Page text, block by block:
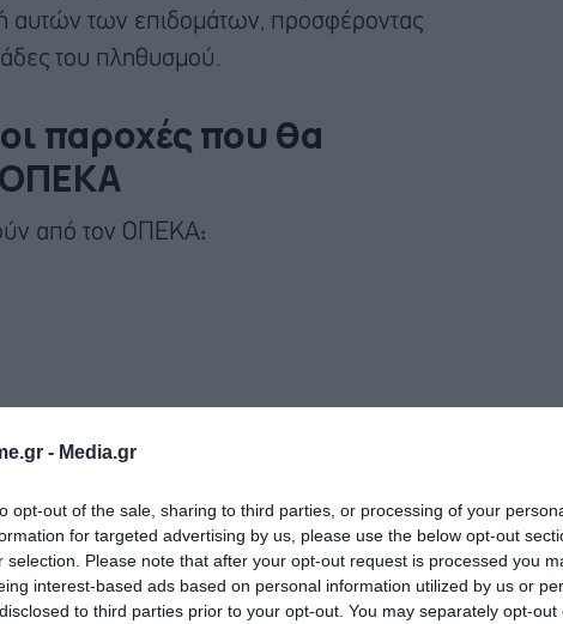
- Media.gr
opt-out of the sale, sharing to third parties, or processing of your
for targeted advertising by us, please use the below opt-out
selection. Please note that after your opt-out request is processed you
interest-based ads based on personal information utilized by us or
to third parties prior to your opt-out. You may separately opt-out
αυτών των επιδομάτων, προσφέροντας
του πληθυσμού.
παροχές που θα
από τον ΟΠΕΚΑ: